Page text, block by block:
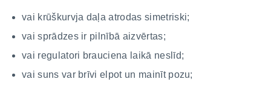
vai krūškurvja daļa atrodas simetriski;
vai sprādzes ir pilnībā aizvērtas;
vai regulatori brauciena laikā neslīd;
vai suns var brīvi elpot un mainīt pozu;